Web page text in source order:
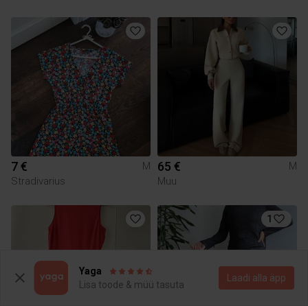
7 €
M
Stradivarius
65 €
M
Muu
1
Yaga
Lisa toode & müü tasuta
Laadi alla äpp